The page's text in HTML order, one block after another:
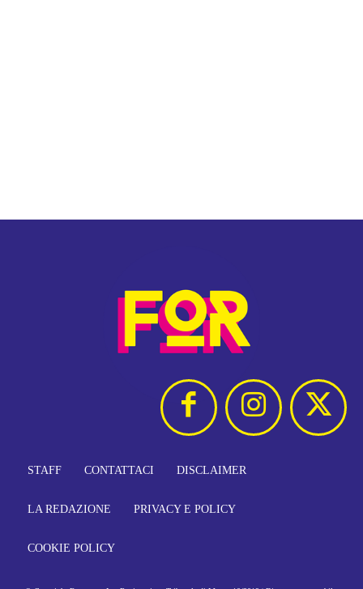
STAFF CONTATTACI DISCLAIMER
LA REDAZIONE PRIVACY E POLICY
COOKIE POLICY